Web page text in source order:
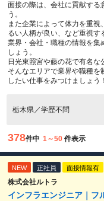
面接の際は、会社に貢献する
う。
また企業によって体力を重
るい人柄が良い、など重視す
業界・会社・職種の情報を集
しょう。
日光東照宮や藤の花で有名な
そんなエリアで業界や職種を
したい仕事をみつけましょう！
栃木県／学歴不問
378件中 1～50 件表示
NEW 正社員 面接情報有
株式会社ルトラ
インフラエンジニア｜フ